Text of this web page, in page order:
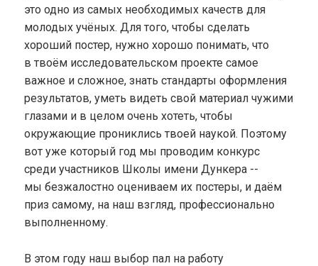
это одно из самых необходимых качеств для
молодых учёных. Для того, чтобы сделать
хороший постер, нужно хорошо понимать, что
в твоём исследовательском проекте самое
важное и сложное, знать стандарты оформления
результатов, уметь видеть свой материал чужими
глазами и в целом очень хотеть, чтобы
окружающие прониклись твоей наукой. Поэтому
вот уже который год мы проводим конкурс
среди участников Школы имени Дункера --
мы безжалостно оцениваем их постеры, и даём
приз самому, на наш взгляд, профессионально
выполненному.
В этом году наш выбор пал на работу